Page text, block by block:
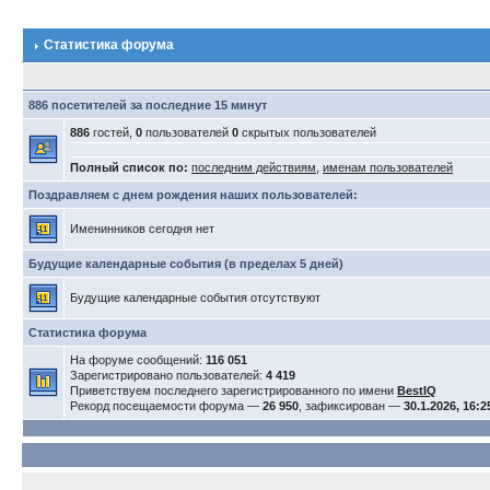
Статистика форума
886 посетителей за последние 15 минут
886 гостей,0 пользователей0 скрытых пользователей
Полный список по: последним действиям ,именам пользователей
Поздравляем с днем рождения наших пользователей:
Именинников сегодня нет
Будущие календарные события (в пределах 5 дней)
Будущие календарные события отсутствуют
Статистика форума
На форуме сообщений:116 051
Зарегистрировано пользователей:4 419
Приветствуем последнего зарегистрированного по имениBestIQ
Рекорд посещаемости форума —26 950 , зафиксирован —30.1.2026,